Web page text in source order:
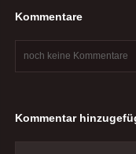
Kommentare
noch keine Kommentare
Kommentar